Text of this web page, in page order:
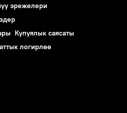
эрежелери
Купуялык саясаты
логирлөө